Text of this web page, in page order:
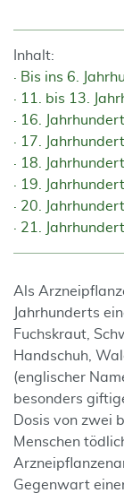
Inhalt:
Bis ins 6.
11. bis 13.
16. Jahrhundert
17. Jahrhundert
18. Jahrhundert
19. Jahrhundert
20. Jahrhundert
21. Jahrhundert
Als
Jahrhunderts
Fuchskraut,
Handschuh,
(englischer
besonders
Dosis von zwei
Menschen
Gegenwart